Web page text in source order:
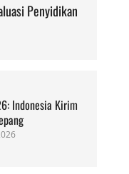
Penyidikan
Indonesia Kirim